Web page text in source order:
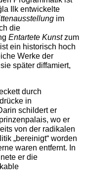
Ilk entwickelte
im
die
Entartete Kunstzum
ein historisch hoch
Werke der
später diffamiert,
durch
in
schildert er
wo er
von der radikalen
„bereinigt“ worden
waren entfernt. In
er die